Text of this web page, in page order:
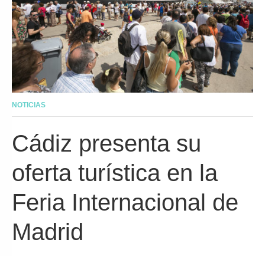
NOTICIAS
Cádiz presenta su
oferta turística en la
Feria Internacional de
Madrid